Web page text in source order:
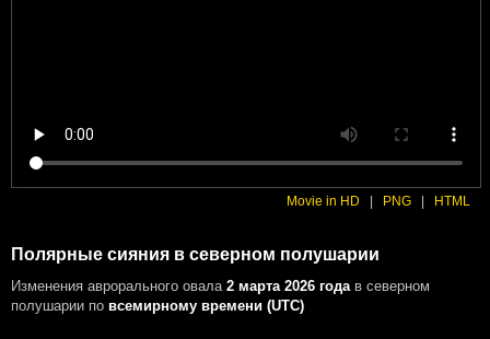
Movie in HD PNG HTML
Полярные сияния в северном полушарии
Изменения аврорального овала 2 марта 2026 годав северном
полушарии по всемирному времени (UTC)